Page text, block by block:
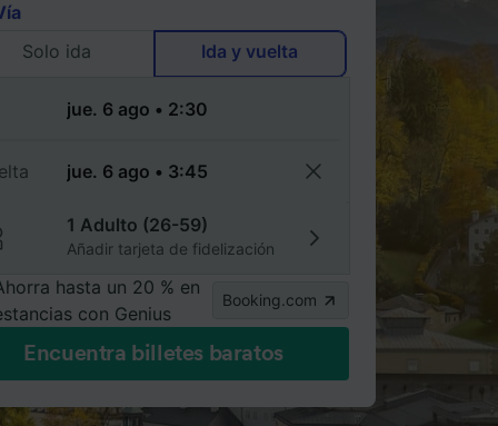
Solo ida
Ida y vuelta
1 Adulto (26-59)
Añadir tarjeta de fidelización
hasta un 20 % en
con Genius
Booking.com
Encuentra billetes baratos